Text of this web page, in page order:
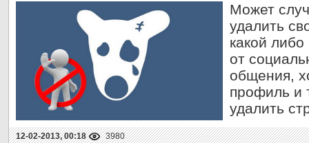
Может
удалить
какой
от
общения,
профиль и
удалить
12-02-2013, 00:18 3980